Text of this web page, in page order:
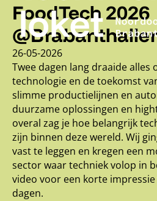
FoodTech 2026
26-05-2026
Twee dagen lang draaide alles
technologie en de toekomst
slimme productielijnen en
duurzame oplossingen en
overal zag je hoe belangrijk
zijn binnen deze wereld. Wij
vast te leggen en kregen een
sector waar techniek volop in
video voor een korte
dagen.